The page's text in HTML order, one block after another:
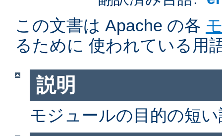
この文書は Apache の各
るために 使われている用
説明
モジュールの目的の短